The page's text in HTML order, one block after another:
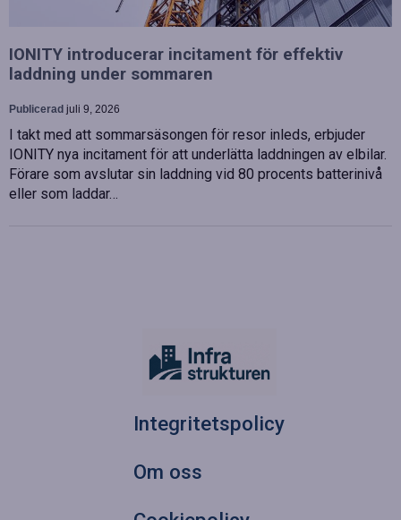
IONITY introducerar incitament för effektiv
laddning under sommaren
Publicerad juli 9, 2026
I takt med att sommarsäsongen för resor inleds, erbjuder
IONITY nya incitament för att underlätta laddningen av elbilar.
Förare som avslutar sin laddning vid 80 procents batterinivå
eller som laddar…
Integritetspolicy
Om oss